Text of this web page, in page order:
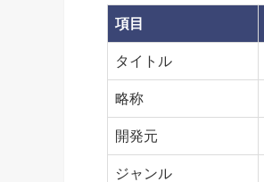
項目
タイトル
略称
開発元
ジャンル